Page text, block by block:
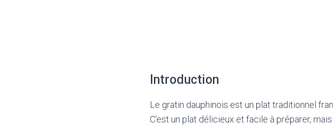
Introduction
Le gratin dauphinois est un plat traditionnel
C’est un plat délicieux et facile à préparer,